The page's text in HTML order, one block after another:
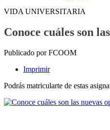
VIDA UNIVERSITARIA
Conoce cuáles son
Publicado por FCOOM
Imprimir
Podrás matricularte de estas